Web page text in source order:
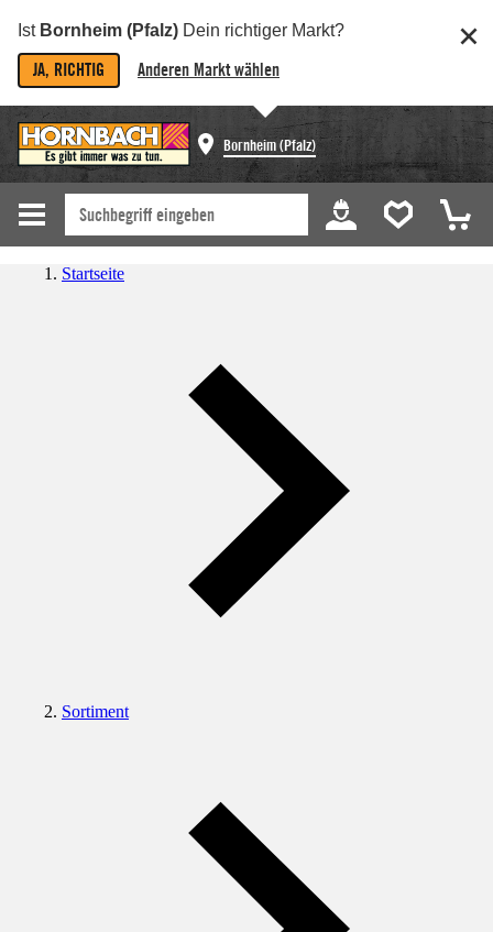
Ist Bornheim (Pfalz) Dein richtiger Markt?
JA, RICHTIG Anderen Markt wählen
Bornheim (Pfalz)
Startseite
Sortiment